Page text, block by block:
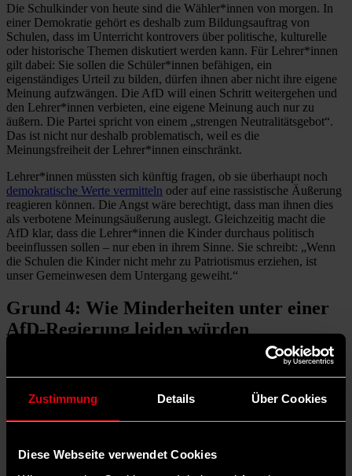
Zustimmung Details Über Cookies
Diese Webseite verwendet Cookies
Die Schulkinder von heute sind die Wähler*innen von morgen. In
einer Demokratie gehört es deshalb zum Bildungsauftrag von
Schulen, dass im Unterricht kontrovers über politische, kulturelle
oder historische Themen diskutiert werden kann. Für Lehrer*innen
gilt dabei: Sie sollen die Schüler*innen befähigen, ein
eigenständiges Urteil zu bilden, dürfen ihnen aber nicht ihre eigene
Meinung aufzwängen. Die AfD will einen Schritt weitergehen und
den Lehrer*innen verbieten, eine eigene Meinung auch nur zu
äußern. Die Partei spricht von einem „strengen Neutralitätsgebot“.
Das ist nicht nur deshalb problematisch, weil es die
Meinungsfreiheit der Lehrer*innen einschränkt.
Lehrer*innen müssten sich künftig fragen, ob sie überhaupt noch
demokratische Werte vermitteln oder auf eine rassistische Äußerung
reagieren können. Die Angst wäre berechtigt, dass man ihnen dies
als verbotene Meinungsäußerung auslegt. Gleichzeitig macht die
AfD klar, dass die Lehrer*innen die Kinder durchaus politisch
beeinflussen sollen – nur eben in ihrem Sinne. Sie schreibt: „Wenn
die Schulen die Kinder nicht mehr zu Patriotismus erziehen, ist
unser Gemeinwesen dem Untergang geweiht.“
Grund 4: Wie Minderheiten unter einer
AfD-Regierung leiden würden
Staatliche Institutionen haben sich „zur normativen Normalität der
Gesellschaft zu bekennen“, fordert die AfD. Das bedeutet nichts
anderes, als dass Minderheiten sich den Wertvorstellungen der
Mehrheit unterzuordnen haben. Die Rechte, Freiheiten und
Bedürfnisse des Einzelnen zählen weniger. Oder, wie es die AfD
zersetzt (…) traditionelle Familien- und Rollenbilder“.